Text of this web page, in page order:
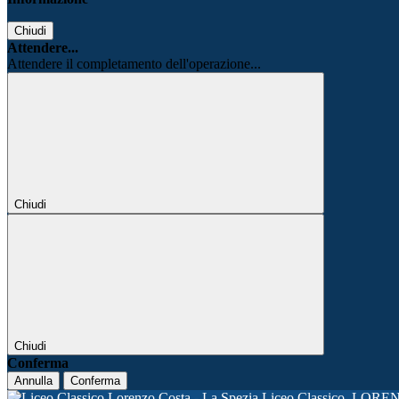
Chiudi
Attendere...
Attendere il completamento dell'operazione...
Chiudi
Chiudi
Conferma
Annulla Conferma